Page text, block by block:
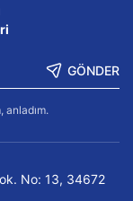
GÖNDER
anladım.
No: 13, 34672